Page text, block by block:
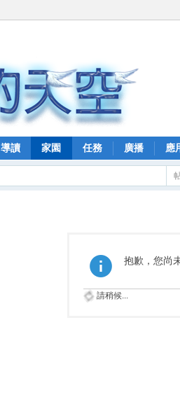
導讀 家園 任務 廣播 應
抱歉，您尚
請稍候...